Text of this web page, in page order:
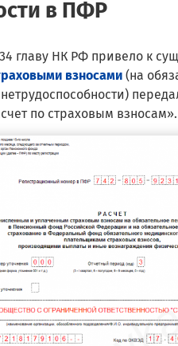
в ПФР
главу НК РФ привело к
взносами (на
по страховым взносам».